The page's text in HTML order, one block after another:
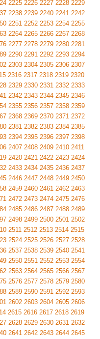
2225 2226 2227 2228 2229
2238 2239 2240 2241 2242
2251 2252 2253 2254 2255
2264 2265 2266 2267 2268
2277 2278 2279 2280 2281
2290 2291 2292 2293 2294
2303 2304 2305 2306 2307
2316 2317 2318 2319 2320
2329 2330 2331 2332 2333
2342 2343 2344 2345 2346
2355 2356 2357 2358 2359
2368 2369 2370 2371 2372
2381 2382 2383 2384 2385
2394 2395 2396 2397 2398
2407 2408 2409 2410 2411
2420 2421 2422 2423 2424
2433 2434 2435 2436 2437
2446 2447 2448 2449 2450
2459 2460 2461 2462 2463
2472 2473 2474 2475 2476
2485 2486 2487 2488 2489
2498 2499 2500 2501 2502
2511 2512 2513 2514 2515
2524 2525 2526 2527 2528
2537 2538 2539 2540 2541
2550 2551 2552 2553 2554
2563 2564 2565 2566 2567
2576 2577 2578 2579 2580
2589 2590 2591 2592 2593
2602 2603 2604 2605 2606
2615 2616 2617 2618 2619
2628 2629 2630 2631 2632
2641 2642 2643 2644 2645